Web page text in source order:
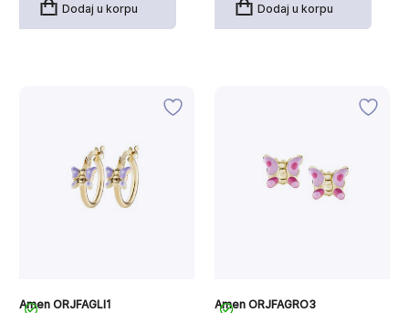
Dodaj u korpu Dodaj u korpu
Amen ORJFAGLI1 Amen ORJFAGRO3